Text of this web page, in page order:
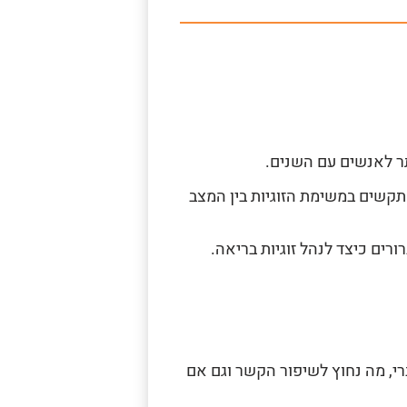
לאנשים עם השנים.
במשימת הזוגיות בין המצב
כיצד לנהל זוגיות בריאה.
מה נחוץ לשיפור הקשר וגם אם